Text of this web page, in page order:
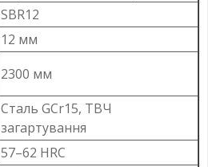
SBR12
12 мм
2300 мм
Сталь GCr15, ТВЧ
загартування
57–62 HRC